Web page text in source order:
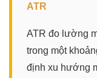
ATR
ATR đo lường
trong một
định xu hướng